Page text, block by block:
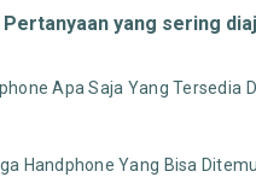
Pertanyaan yang sering
Apa Saja Yang Tersedia
Handphone Yang Bisa